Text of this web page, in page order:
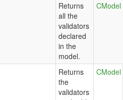
Returns
all the
validators
declared
in the
model.
CModel
Returns
the
validators
CModel